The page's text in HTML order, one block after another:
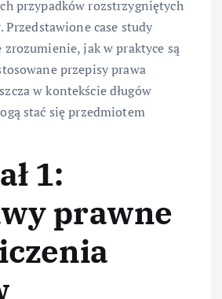
przypadków rozstrzygniętych
Przedstawione case study
zrozumienie, jak w praktyce są
przepisy prawa
w kontekście długów
stać się przedmiotem
1:
prawne